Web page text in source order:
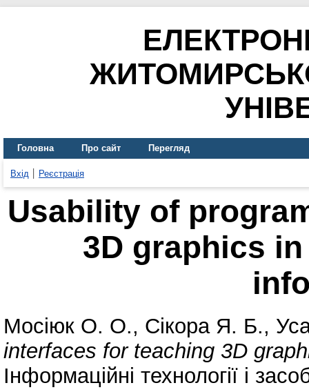
Головна Про сайт Перегляд
Вхід Реєстрація
Usability of
3D graphics
Мосіюк О. О., Сікора Я. Б.,
interfaces for teaching 3D
Інформаційні технології і